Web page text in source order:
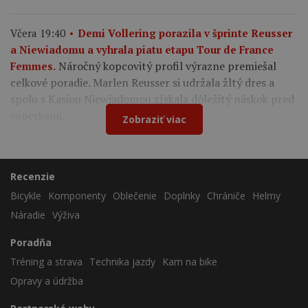
Včera 19:40
Demi Vollering porazila v šprinte Reusser
a Niewiadomu a vyhrala piatu etapu Tour de France
Femmes. Náročný kopcovitý profil výrazne premiešal
celkové poradie. Marlen Reusser si udržala žltý dres a
spolu s Kasiou Niewiadomou získala dôležitý náskok pred
Zobraziť viac
Recenzie
Bicykle
Komponenty Oblečenie Doplnky Chrániče
Helmy
Náradie Výživa
Poradňa
Tréning a strava
Technika jazdy
Kam na bike
Opravy a údržba